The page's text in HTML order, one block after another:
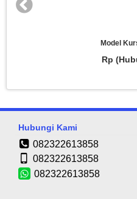
Hubungi Kami
082322613858
082322613858
082322613858